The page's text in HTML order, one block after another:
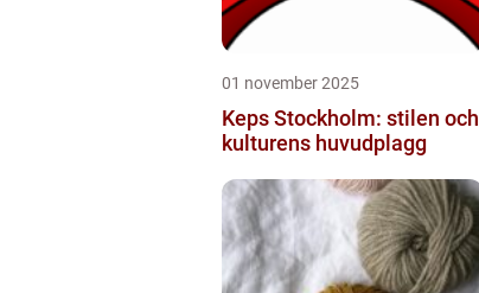
01 november 2025
Keps Stockholm: stilen och
kulturens huvudplagg